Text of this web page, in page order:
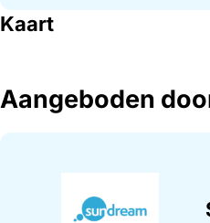
Kaart
Aangeboden